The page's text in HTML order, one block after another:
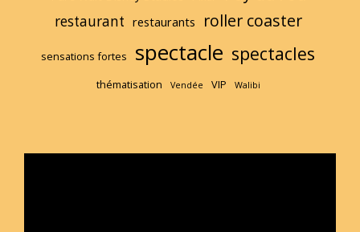
restaurant restaurants roller coaster
sensations fortes spectacle spectacles
thématisation Vendée VIP Walibi